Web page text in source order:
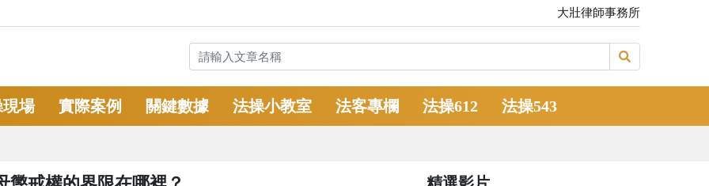
大壯律師事務所
場 實際案例 關鍵數據 法操小教室 法客專欄 法操612 法操543
精選影片